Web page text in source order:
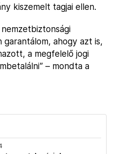
kiszemelt tagjai ellen.
ahogy azt is,
a megfelelő jogi
– mondta a